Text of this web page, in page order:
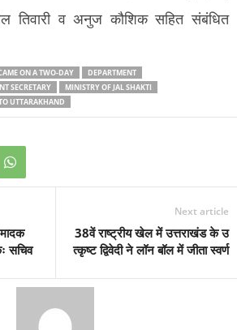
तिवारी व अनुज कौशिक सहित संबंधित
ON A TWO-DAY
DEPARTMENT
SECRETARY
MINISTRY OF JAL SHAKTI
UTTARAKHAND
सचिव
Next article
38वें राष्ट्रीय खेल में उत्तराखंड के उ
त्कृष्ट द्विवेदी ने लॉन बॉल में जीता स्वर्ण